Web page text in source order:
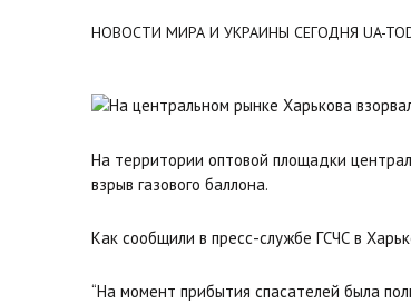
НОВОСТИ МИРА И УКРАИНЫ СЕГОДНЯ UA-
На территории оптовой площадки
взрыв газового баллона.
Как сообщили в пресс-службе ГСЧС в
“На момент прибытия спасателей была